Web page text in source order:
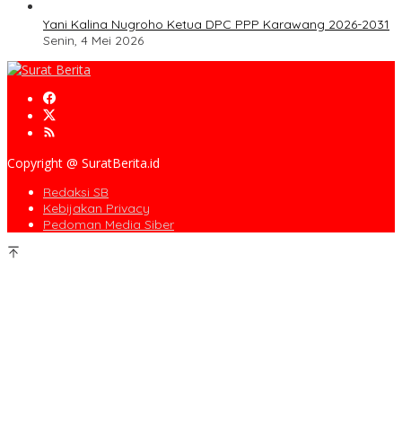
Yani Kalina Nugroho Ketua DPC PPP Karawang 2026-2031
Senin, 4 Mei 2026
Copyright @ SuratBerita.id
Redaksi SB
Kebijakan Privacy
Pedoman Media Siber